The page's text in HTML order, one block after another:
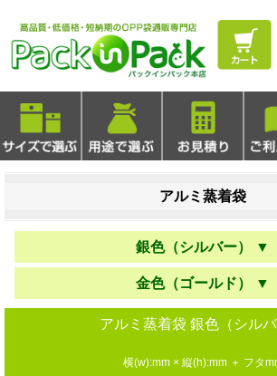
アルミ蒸着袋
銀色（シルバー） ▼
金色（ゴールド） ▼
アルミ蒸着袋 銀色（シルバ
横(w):mm × 縦(h):mm ＋ フタ